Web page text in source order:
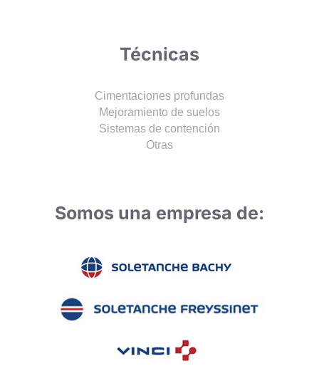
Técnicas
Cimentaciones profundas
Mejoramiento de suelos
Sistemas de contención
Otras
Somos una empresa de: